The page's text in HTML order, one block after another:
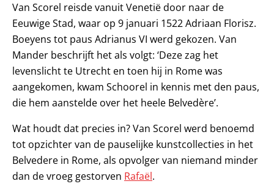
Van Scorel reisde vanuit Venetië door naar de
Eeuwige Stad, waar op 9 januari 1522 Adriaan Florisz.
Boeyens tot paus Adrianus VI werd gekozen. Van
Mander beschrijft het als volgt: ‘Deze zag het
levenslicht te Utrecht en toen hij in Rome was
aangekomen, kwam Schoorel in kennis met den paus,
die hem aanstelde over het heele Belvedère’.
Wat houdt dat precies in? Van Scorel werd benoemd
tot opzichter van de pauselijke kunstcollecties in het
Belvedere in Rome, als opvolger van niemand minder
dan de vroeg gestorven Rafaël.